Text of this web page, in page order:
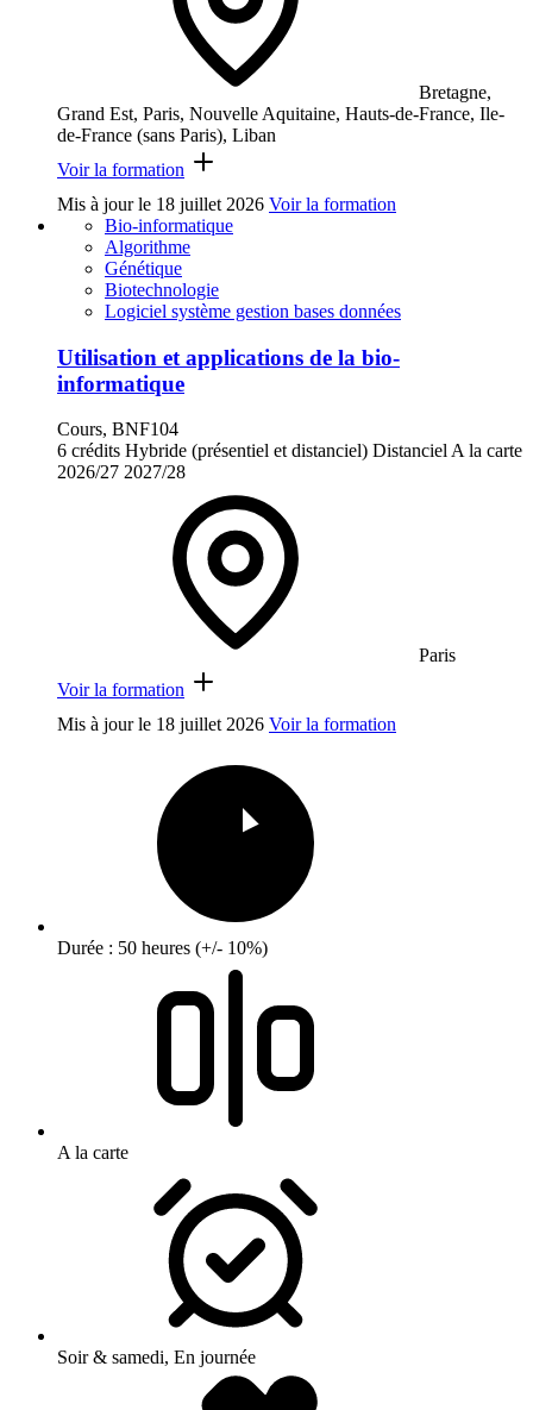
Bretagne,
Grand Est, Paris, Nouvelle Aquitaine, Hauts-de-France, Ile-
de-France (sans Paris), Liban
Voir la formation
Mis à jour le 18 juillet 2026 Voir la formation
Bio-informatique
Algorithme
Génétique
Biotechnologie
Logiciel système gestion bases données
Utilisation et applications de la bio-
informatique
Cours, BNF104
6 crédits Hybride (présentiel et distanciel) DistancielA la carte
2026/27 2027/28
Paris
Voir la formation
Mis à jour le 18 juillet 2026 Voir la formation
Durée : 50 heures (+/- 10%)
A la carte
Soir & samedi, En journée